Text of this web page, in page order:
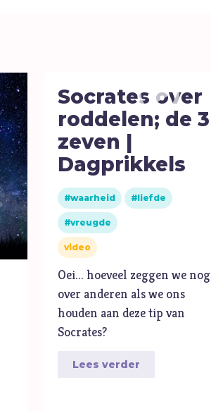
Volharding
Vragen
Vreugde
Vriendschap
Vrijheid
W
Waarheid
Wonderen
Zelfbeeld
Zintuigen
Socrates over
roddelen; de 3
zeven |
Dagprikkels
waarheid liefde
vreugde
video
Oei... hoeveel zeggen we nog
over anderen als we ons
houden aan deze tip van
Socrates?
Lees verder